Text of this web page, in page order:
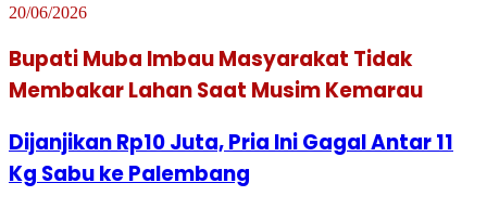
20/06/2026
Bupati Muba Imbau Masyarakat Tidak
Membakar Lahan Saat Musim Kemarau
Dijanjikan Rp10 Juta, Pria Ini Gagal Antar 11
Kg Sabu ke Palembang